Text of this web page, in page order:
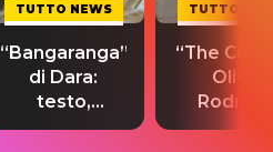
TUTTO NEWS
“Bangaranga”
di Dara:
testo,
traduzione e
TUTTO
“The
Olivia
testo,